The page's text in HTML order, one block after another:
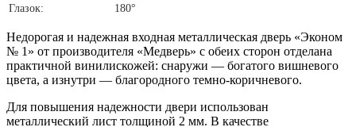
Глазок:
180°
Недорогая и надежная входная металлическая дверь «Эконом
№ 1» от производителя «Медверь» с обеих сторон отделана
практичной винилискожей: снаружи — богатого вишневого
цвета, а изнутри — благородного темно-коричневого.
Для повышения надежности двери использован
металлический лист толщиной 2 мм. В качестве